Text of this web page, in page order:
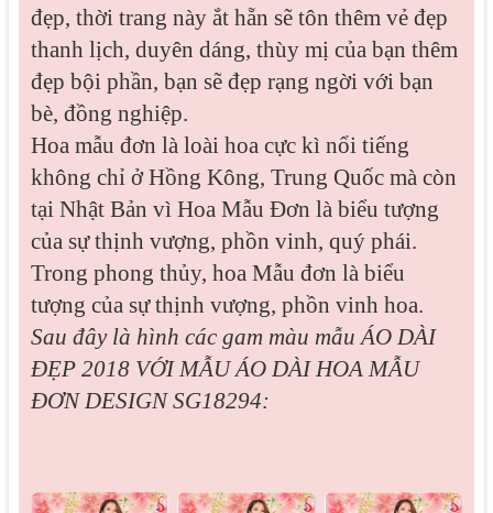
đẹp, thời trang này ắt hẵn sẽ tôn thêm vẻ đẹp
thanh lịch, duyên dáng, thùy mị của bạn thêm
đẹp bội phần, bạn sẽ đẹp rạng ngời với bạn
bè, đồng nghiệp.
Hoa mẫu đơn là loài hoa cực kì nổi tiếng
không chỉ ở Hồng Kông, Trung Quốc mà còn
tại Nhật Bản vì Hoa Mẫu Đơn là biểu tượng
của sự thịnh vượng, phồn vinh, quý phái.
Trong phong thủy, hoa Mẫu đơn là biểu
tượng của sự thịnh vượng, phồn vinh hoa.
Sau đây là hình các gam màu mẫu ÁO DÀI
ĐẸP 2018 VỚI MẪU ÁO DÀI HOA MẪU
ĐƠN DESIGN SG18294: